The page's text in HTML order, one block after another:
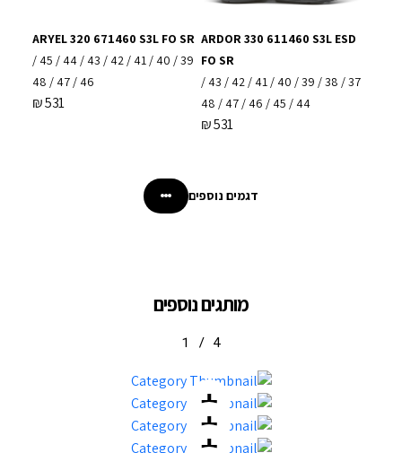
ARDOR 330 611460 S3L ESD
FO SR
37 / 38 / 39 / 40 / 41 / 42 / 43 /
44 / 45 / 46 / 47 / 48
531
₪
ARYEL 320 671460 S3L FO SR
39 / 40 / 41 / 42 / 43 / 44 / 45 /
46 / 47 / 48
531
₪
דגמים נוספים
מותגים נוספים
4
/
1